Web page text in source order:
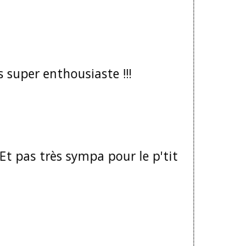
super enthousiaste !!!
pas très sympa pour le p'tit